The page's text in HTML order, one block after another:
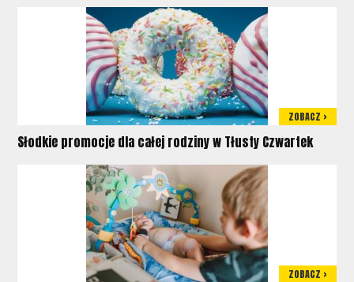
ZOBACZ >
Słodkie promocje dla całej rodziny w Tłusty Czwartek
ZOBACZ >